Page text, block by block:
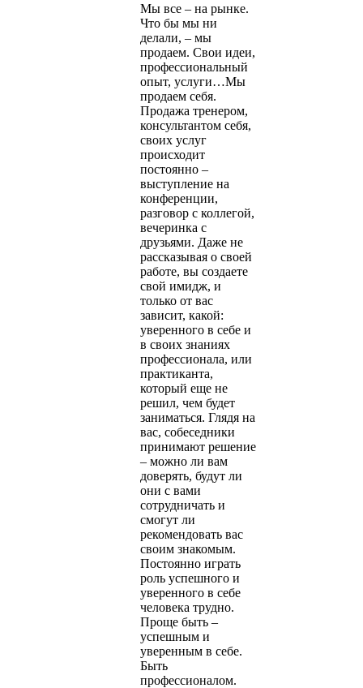
Мы все – на рынке.
Что бы мы ни
делали, – мы
продаем. Свои идеи,
профессиональный
опыт, услуги…Мы
продаем себя.
Продажа тренером,
консультантом себя,
своих услуг
происходит
постоянно –
выступление на
конференции,
разговор с коллегой,
вечеринка с
друзьями. Даже не
рассказывая о своей
работе, вы создаете
свой имидж, и
только от вас
зависит, какой:
уверенного в себе и
в своих знаниях
профессионала, или
практиканта,
который еще не
решил, чем будет
заниматься. Глядя на
вас, собеседники
принимают решение
– можно ли вам
доверять, будут ли
они с вами
сотрудничать и
смогут ли
рекомендовать вас
своим знакомым.
Постоянно играть
роль успешного и
уверенного в себе
человека трудно.
Проще быть –
успешным и
уверенным в себе.
Быть
профессионалом.